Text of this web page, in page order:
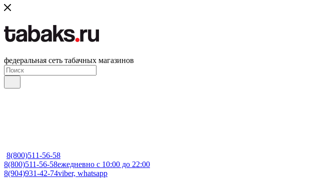
федеральная сеть табачных магазинов
8(800)511-56-58
8(800)511-56-58ежедневно с 10:00 до 22:00
8(904)931-42-74viber, whatsapp